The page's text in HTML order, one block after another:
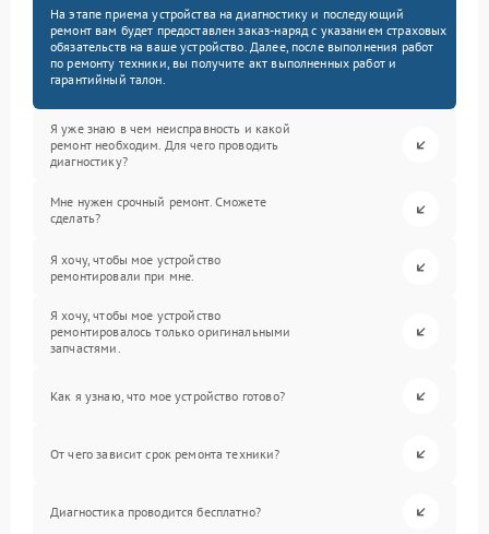
На этапе приема устройства на диагностику и последующий
ремонт вам будет предоставлен заказ-наряд с указанием страховых
обязательств на ваше устройство. Далее, после выполнения работ
по ремонту техники, вы получите акт выполненных работ и
гарантийный талон.
Я уже знаю в чем неисправность и какой
ремонт необходим. Для чего проводить
диагностику?
Мне нужен срочный ремонт. Сможете
сделать?
Я хочу, чтобы мое устройство
ремонтировали при мне.
Я хочу, чтобы мое устройство
ремонтировалось только оригинальными
запчастями.
Как я узнаю, что мое устройство готово?
От чего зависит срок ремонта техники?
Диагностика проводится бесплатно?